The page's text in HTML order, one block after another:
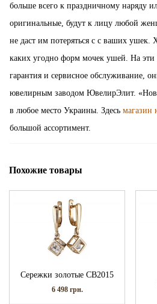
больше всего к праздничному наряду
оригинальные, будут к лицу любой
не даст им потеряться с с ваших ушек.
каких угодно форм мочек ушей. На эти
гарантия и сервисное обслуживание,
ювелирным заводом ЮвелирЭлит.
в любое место Украины. Здесь магазин
большой ассортимент.
Похожие товары
Сережки золотые СВ2015
6 498 грн.